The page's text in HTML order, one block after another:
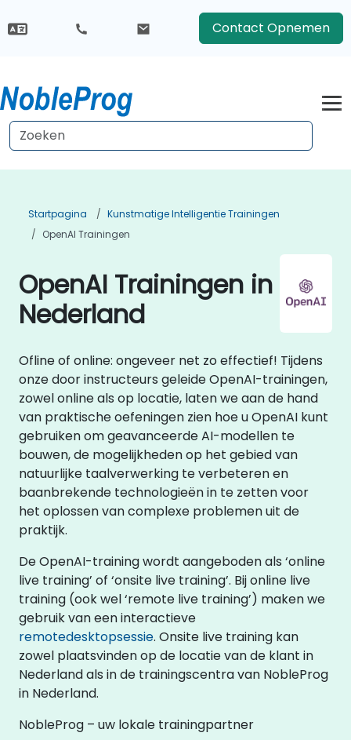
Contact Opnemen
Startpagina
Kunstmatige Intelligentie Trainingen
OpenAI Trainingen
OpenAI Trainingen in
Nederland
Ofline of online: ongeveer net zo effectief! Tijdens
onze door instructeurs geleide OpenAI-trainingen,
zowel online als op locatie, laten we aan de hand
van praktische oefeningen zien hoe u OpenAI kunt
gebruiken om geavanceerde AI-modellen te
bouwen, de mogelijkheden op het gebied van
natuurlijke taalverwerking te verbeteren en
baanbrekende technologieën in te zetten voor
het oplossen van complexe problemen uit de
praktijk.
De OpenAI-training wordt aangeboden als ‘online
live training’ of ‘onsite live training’. Bij online live
training (ook wel ‘remote live training’) maken we
gebruik van een interactieve
remotedesktopsessie. Onsite live training kan
zowel plaatsvinden op de locatie van de klant in
Nederland als in de trainingscentra van NobleProg
in Nederland.
NobleProg – uw lokale trainingpartner